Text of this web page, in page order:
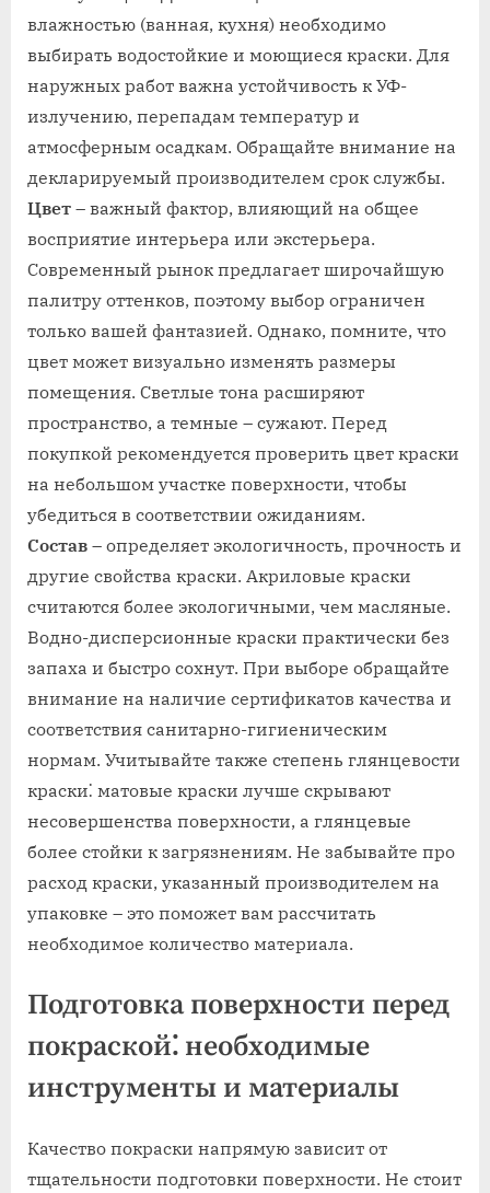
влажностью (ванная, кухня) необходимо
выбирать водостойкие и моющиеся краски. Для
наружных работ важна устойчивость к УФ-
излучению, перепадам температур и
атмосферным осадкам. Обращайте внимание на
декларируемый производителем срок службы.
Цвет – важный фактор, влияющий на общее
восприятие интерьера или экстерьера.
Современный рынок предлагает широчайшую
палитру оттенков, поэтому выбор ограничен
только вашей фантазией. Однако, помните, что
цвет может визуально изменять размеры
помещения. Светлые тона расширяют
пространство, а темные – сужают. Перед
покупкой рекомендуется проверить цвет краски
на небольшом участке поверхности, чтобы
убедиться в соответствии ожиданиям.
Состав – определяет экологичность, прочность и
другие свойства краски. Акриловые краски
считаются более экологичными, чем масляные.
Водно-дисперсионные краски практически без
запаха и быстро сохнут. При выборе обращайте
внимание на наличие сертификатов качества и
соответствия санитарно-гигиеническим
нормам. Учитывайте также степень глянцевости
краски⁚ матовые краски лучше скрывают
несовершенства поверхности, а глянцевые
более стойки к загрязнениям. Не забывайте про
расход краски, указанный производителем на
упаковке – это поможет вам рассчитать
необходимое количество материала.
Подготовка поверхности перед
покраской⁚ необходимые
инструменты и материалы
Качество покраски напрямую зависит от
тщательности подготовки поверхности. Не стоит